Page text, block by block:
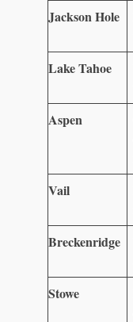
Jackson Hole
Lake Tahoe
Aspen
Vail
Breckenridge
Stowe